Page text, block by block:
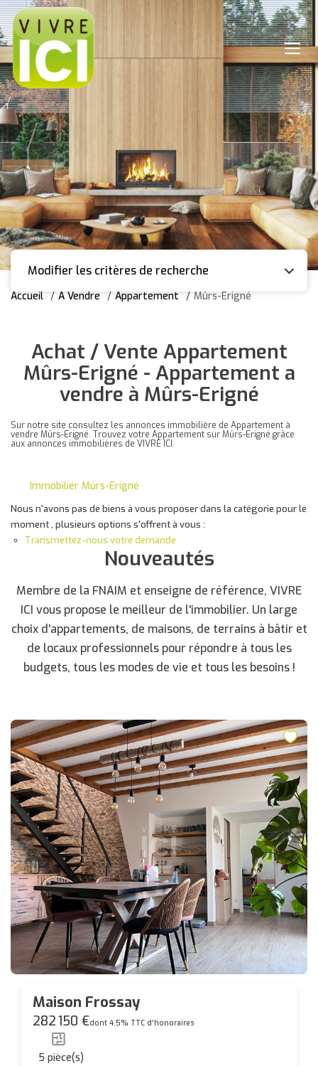
Modifier les critères de recherche
Accueil A Vendre Appartement Mûrs-Erigné
Achat / Vente Appartement
Mûrs-Erigné - Appartement a
vendre à Mûrs-Erigné
Sur notre site consultez les annonces immobilière de Appartement à
vendre Mûrs-Erigné. Trouvez votre Appartement sur Mûrs-Erigné grâce
aux annonces immobilières de VIVRE ICI.
Immobilier Mûrs-Erigné
Nous n'avons pas de biens à vous proposer dans la catégorie pour le
moment , plusieurs options s'offrent à vous :
Transmettez-nous votre demande
Nouveautés
Membre de la FNAIM et enseigne de référence, VIVRE
ICI vous propose le meilleur de l'immobilier. Un large
choix d'appartements, de maisons, de terrains à bâtir et
de locaux professionnels pour répondre à tous les
budgets, tous les modes de vie et tous les besoins !
Maison Frossay
282 150 €dont 4.5% TTC d'honoraires
5 pièce(s)